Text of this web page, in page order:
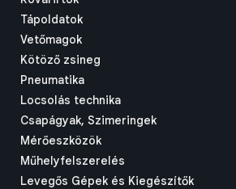
Tápoldatok
Vetőmagok
Kötöző zsineg
Pneumatika
Locsolás technika
Csapágyak, Szimeringek
Mérőeszközök
Műhelyfelszerelés
Levegős Gépek és Kiegészítők